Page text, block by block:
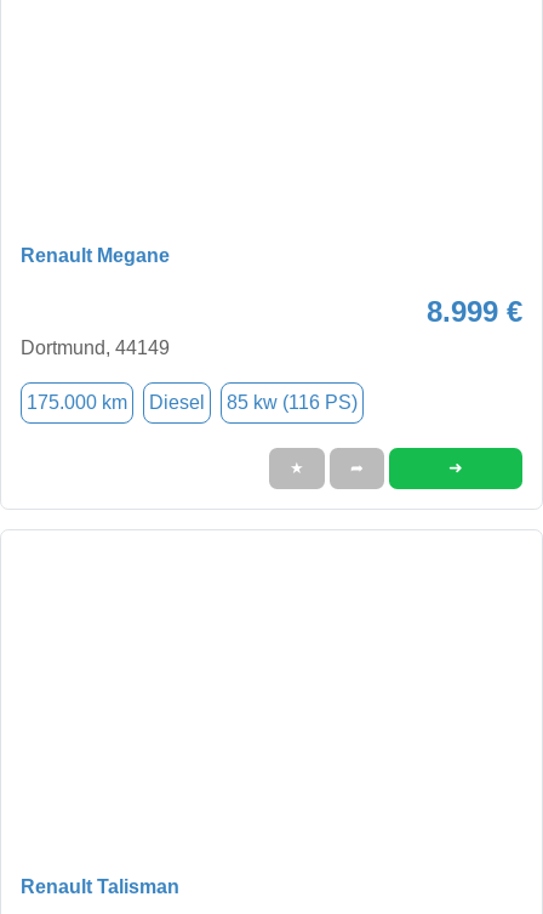
Renault Megane
8.999 €
Dortmund, 44149
175.000 km Diesel 85 kw (116 PS)
★ ➦ ➜
Renault Talisman